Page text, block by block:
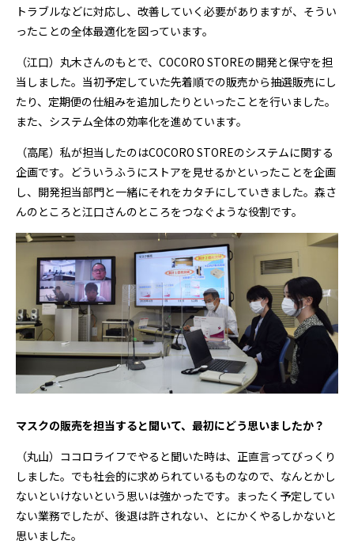
トラブルなどに対応し、改善していく必要がありますが、そうい
ったことの全体最適化を図っています。
（江口）丸木さんのもとで、COCORO STOREの開発と保守を担
当しました。当初予定していた先着順での販売から抽選販売にし
たり、定期便の仕組みを追加したりといったことを行いました。
また、システム全体の効率化を進めています。
（高尾）私が担当したのはCOCORO STOREのシステムに関する
企画です。どういうふうにストアを見せるかといったことを企画
し、開発担当部門と一緒にそれをカタチにしていきました。森さ
んのところと江口さんのところをつなぐような役割です。
――マスクの販売を担当すると聞いて、最初にどう思いましたか？
（丸山）ココロライフでやると聞いた時は、正直言ってびっくり
しました。でも社会的に求められているものなので、なんとかし
ないといけないという思いは強かったです。まったく予定してい
ない業務でしたが、後退は許されない、とにかくやるしかないと
思いました。